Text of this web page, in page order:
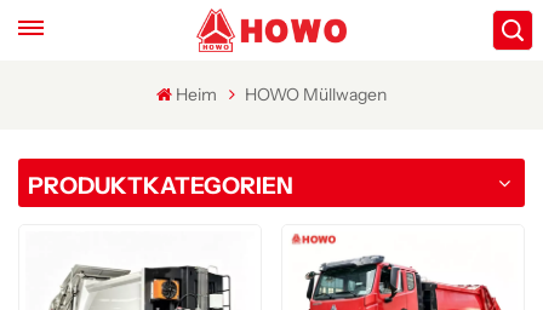
Heim HOWO Müllwagen
PRODUKTKATEGORIEN